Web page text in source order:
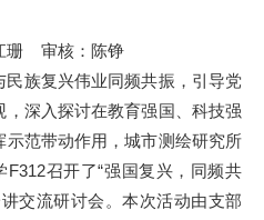
珊 审核：陈铮
民族复兴伟业同频共振，引导党
，深入探讨在教育强国、科技强
范带动作用，城市测绘研究所
F312召开了“强国复兴，同频共
交流研讨会。本次活动由支部